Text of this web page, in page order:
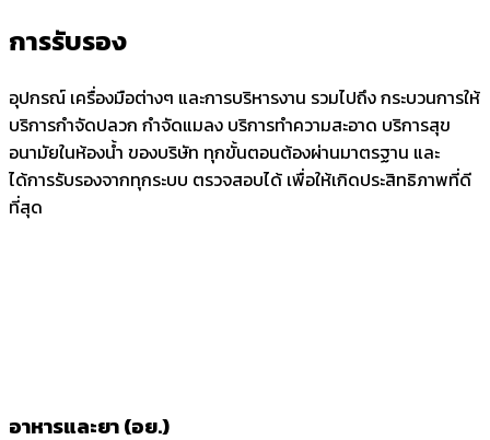
การรับรอง
อุปกรณ์ เครื่องมือต่างๆ และการบริหารงาน รวมไปถึง กระบวนการให้
บริการกำจัดปลวก กำจัดแมลง บริการทำความสะอาด บริการสุข
อนามัยในห้องน้ำ ของบริษัท ทุกขั้นตอนต้องผ่านมาตรฐาน และ
ได้การรับรองจากทุกระบบ ตรวจสอบได้ เพื่อให้เกิดประสิทธิภาพที่ดี
ที่สุด
อาหารและยา (อย.)